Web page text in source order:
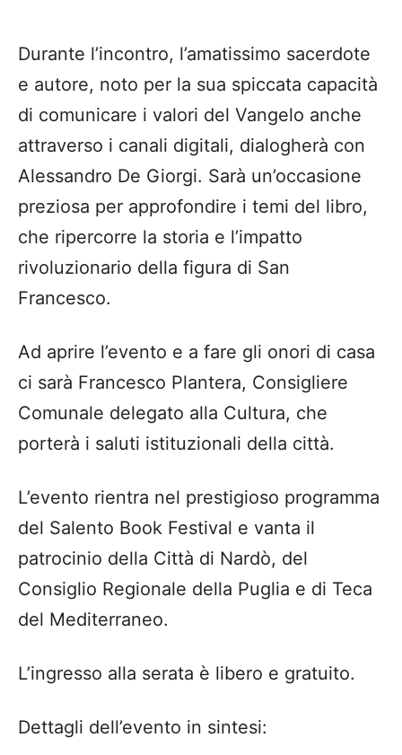
Durante l’incontro, l’amatissimo sacerdote
e autore, noto per la sua spiccata capacità
di comunicare i valori del Vangelo anche
attraverso i canali digitali, dialogherà con
Alessandro De Giorgi. Sarà un’occasione
preziosa per approfondire i temi del libro,
che ripercorre la storia e l’impatto
rivoluzionario della figura di San
Francesco.
Ad aprire l’evento e a fare gli onori di casa
ci sarà Francesco Plantera, Consigliere
Comunale delegato alla Cultura, che
porterà i saluti istituzionali della città.
L’evento rientra nel prestigioso programma
del Salento Book Festival e vanta il
patrocinio della Città di Nardò, del
Consiglio Regionale della Puglia e di Teca
del Mediterraneo.
L’ingresso alla serata è libero e gratuito.
Dettagli dell’evento in sintesi: